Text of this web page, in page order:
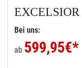
EXCELSIOR
Bei uns:
ab 599,95€*